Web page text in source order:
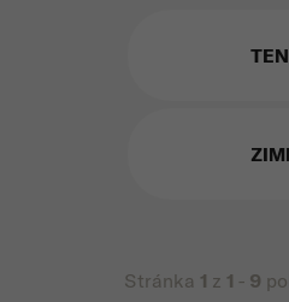
Stránka 1 z 1 - 9